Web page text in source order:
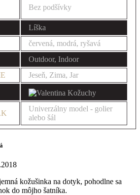
Bez podšívky
Líška
červená, modrá, ryšavá
Outdoor, Indoor
Jeseň, Zima, Jar
Univerzálny model - golier
alebo šál
kožušinka na dotyk, pohodlne sa
do môjho šatníka.